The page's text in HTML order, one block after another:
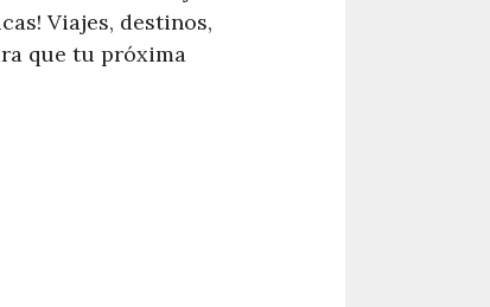
Viajes, destinos,
que tu próxima